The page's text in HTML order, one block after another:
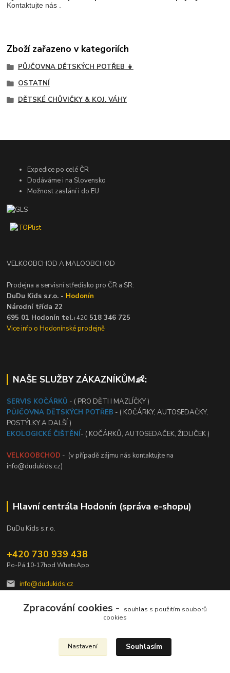
Kontaktujte nás .
Zboží zařazeno v kategoriích
PŮJČOVNA DĚTSKÝCH POTŘEB 👧
OSTATNÍ
DĚTSKÉ CHŮVIČKY & KOJ. VÁHY
Expedice po celé ČR
Dodáváme i na Slovensko
Možnost zaslání i do EU
VELKOOBCHOD A MALOOBCHOD
Prodejna a servisní středisko pro ČR a SR:
DuDu Kids s.r.o. - Hodonín
Národní třída 22
695 01 Hodonín tel.+420 518 346 725
Vice info o Hodonínské prodejně
NAŠE SLUŽBY ZÁKAZNÍKŮM👶:
SERVIS KOČÁRKŮ - ( PRO DĚTI I MAZLÍČKY )
PŮJČOVNA DĚTSKÝCH POTŘEB - ( KOČÁRKY, AUTOSEDAČKY,
POSTÝLKY A DALŠÍ )
EKOLOGICKÉ ČIŠTĚNÍ- ( KOČÁRKŮ, AUTOSEDAČEK, ŽIDLIČEK )
VELKOOBCHOD - (v případě zájmu nás kontaktujte na
info@dudukids.cz)
Hlavní centrála Hodonín (správa e-shopu)
DuDu Kids s.r.o.
+420 730 939 438
Po-Pá 10-17hod WhatsApp
info@dudukids.cz
Upravit sběr cookies.
Zpracování cookies - souhlas s použitím souborů
cookies
Nastavení Souhlasím